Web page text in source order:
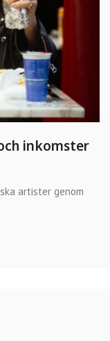
inkomster
artister genom